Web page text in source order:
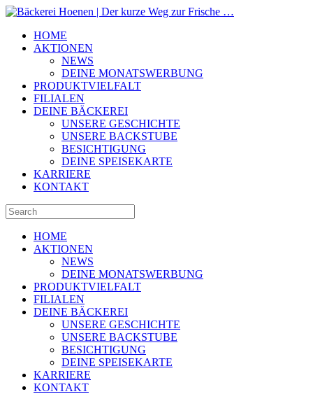
HOME
AKTIONEN
NEWS
DEINE MONATSWERBUNG
PRODUKTVIELFALT
FILIALEN
DEINE BÄCKEREI
UNSERE GESCHICHTE
UNSERE BACKSTUBE
BESICHTIGUNG
DEINE SPEISEKARTE
KARRIERE
KONTAKT
HOME
AKTIONEN
NEWS
DEINE MONATSWERBUNG
PRODUKTVIELFALT
FILIALEN
DEINE BÄCKEREI
UNSERE GESCHICHTE
UNSERE BACKSTUBE
BESICHTIGUNG
DEINE SPEISEKARTE
KARRIERE
KONTAKT